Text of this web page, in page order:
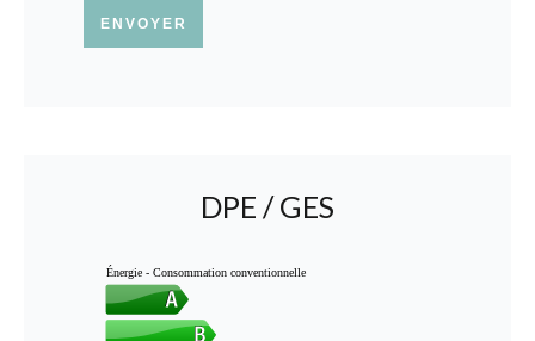
ENVOYER
DPE / GES
Énergie - Consommation conventionnelle